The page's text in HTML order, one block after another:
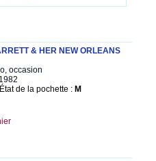
& HER NEW ORLEANS
occasion
de la pochette : M